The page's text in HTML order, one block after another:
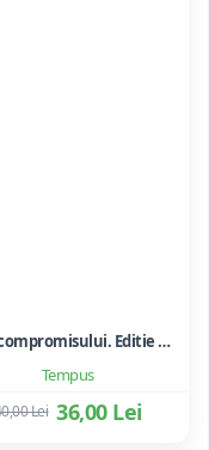
Tempus
Arta compromisului. Editie ne varietur - Ileana Vulpescu
36,00 Lei
Lei